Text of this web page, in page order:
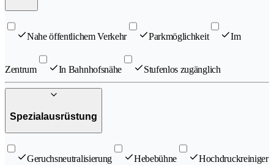
Nahe öffentlichem Verkehr Parkmöglichkeit Im
Zentrum In Bahnhofsnähe Stufenlos zugänglich
Spezialausrüstung
Geruchsneutralisierung Hebebühne Hochdruckreiniger